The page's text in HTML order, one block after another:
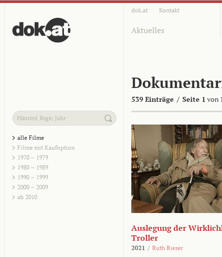
dok.at Kontakt
Aktuelles
539 Einträge / Seite 1 von
alle Filme
Filme mit Kaufoption
1970 – 1979
1980 – 1989
1990 – 1999
2000 – 2009
ab 2010
Auslegung der
Troller
2021 / Ruth Rieser